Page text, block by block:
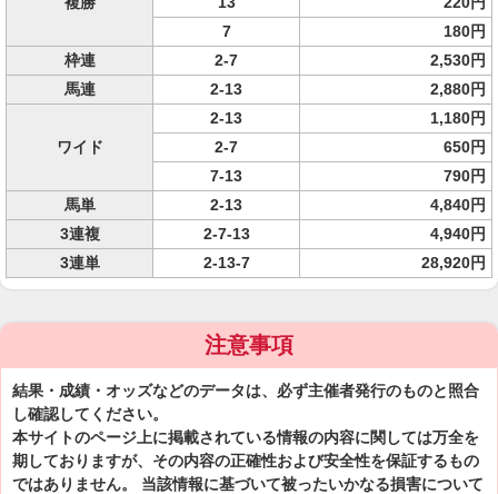
7
180円
枠連
2-7
2,530円
馬連
2-13 2,880円
ワイド
2-13
1,180円
2-7
650円
7-13
790円
馬単
2-13
4,840円
3連複
2-7-13
4,940円
3連単
2-13-7 28,920円
注意事項
結果・成績・オッズなどのデータは、必ず主催者発行のものと照合
し確認してください。
本サイトのページ上に掲載されている情報の内容に関しては万全を
期しておりますが、その内容の正確性および安全性を保証するもの
ではありません。 当該情報に基づいて被ったいかなる損害について